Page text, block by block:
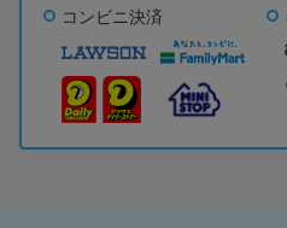
コンビニ決済